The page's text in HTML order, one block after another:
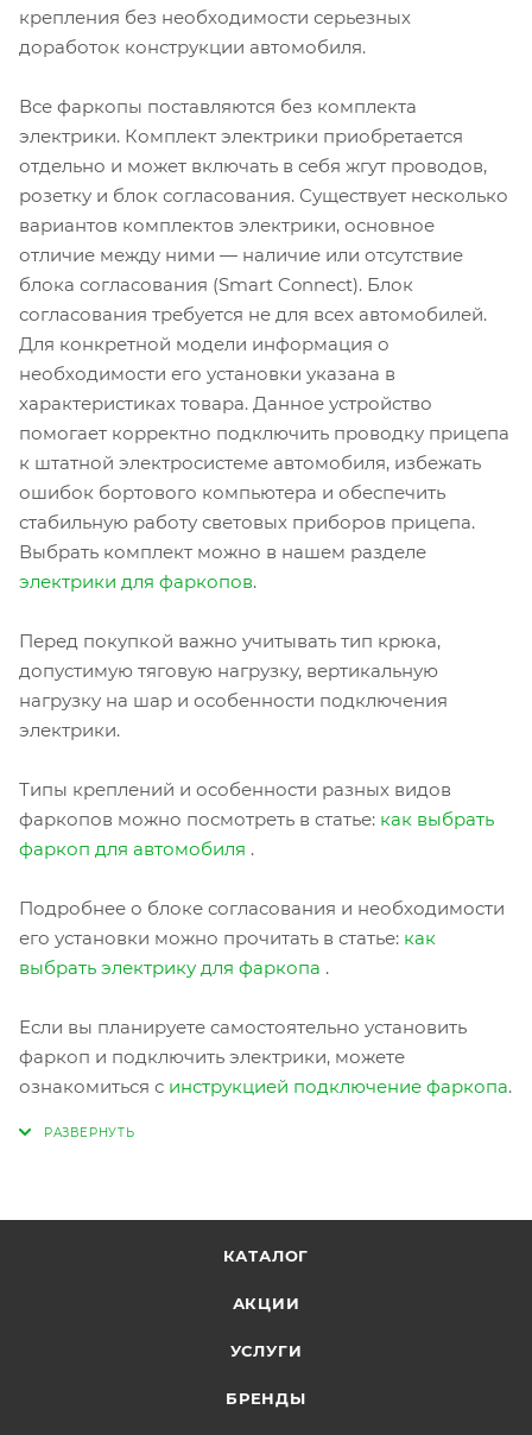
крепления без необходимости серьезных
доработок конструкции автомобиля.
Все фаркопы поставляются без комплекта
электрики. Комплект электрики приобретается
отдельно и может включать в себя жгут проводов,
розетку и блок согласования. Существует несколько
вариантов комплектов электрики, основное
отличие между ними — наличие или отсутствие
блока согласования (Smart Connect). Блок
согласования требуется не для всех автомобилей.
Для конкретной модели информация о
необходимости его установки указана в
характеристиках товара. Данное устройство
помогает корректно подключить проводку прицепа
к штатной электросистеме автомобиля, избежать
ошибок бортового компьютера и обеспечить
стабильную работу световых приборов прицепа.
Выбрать комплект можно в нашем разделе
электрики для фаркопов.
Перед покупкой важно учитывать тип крюка,
допустимую тяговую нагрузку, вертикальную
нагрузку на шар и особенности подключения
электрики.
Типы креплений и особенности разных видов
фаркопов можно посмотреть в статье: как выбрать
фаркоп для автомобиля .
Подробнее о блоке согласования и необходимости
его установки можно прочитать в статье: как
выбрать электрику для фаркопа .
Если вы планируете самостоятельно установить
фаркоп и подключить электрики, можете
ознакомиться с инструкцией подключение фаркопа.
КАТАЛОГ
АКЦИИ
УСЛУГИ
БРЕНДЫ